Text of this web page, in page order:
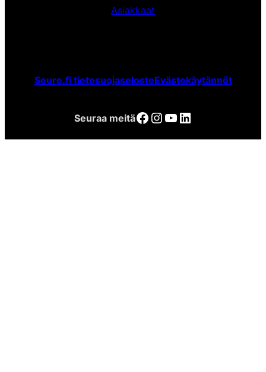
Asiakkaat
Seure.fi tietosuojaselosteEvästekäytännöt
Seuraa meitäFacebook Instagram YouTube LinkedIn